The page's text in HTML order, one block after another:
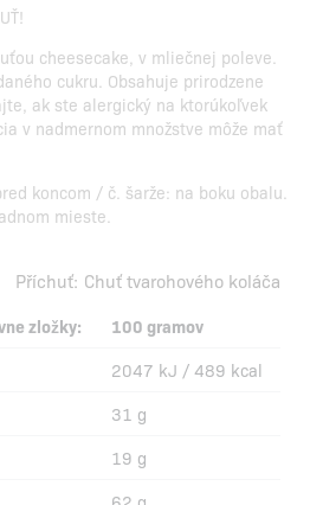
cheesecake, v mliečnej poleve.
cukru. Obsahuje prirodzene
ak ste alergický na ktorúkoľvek
v nadmernom množstve môže mať
koncom / č. šarže: na boku obalu.
mieste.
Příchuť: Chuť tvarohového koláča
zložky:
100 gramov
2047 kJ / 489 kcal
31 g
19 g